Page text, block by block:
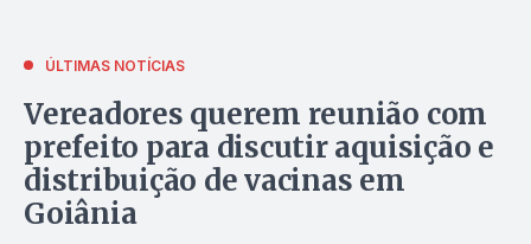
ÚLTIMAS NOTÍCIAS
Vereadores querem reunião com
prefeito para discutir aquisição e
distribuição de vacinas em
Goiânia